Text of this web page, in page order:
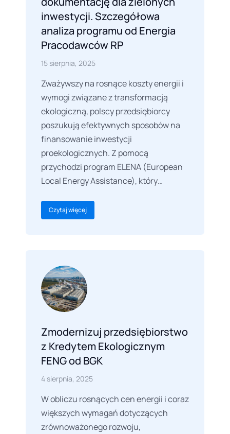
inwestycji. Szczegółowa
analiza programu od Energia
Pracodawców RP
15 sierpnia, 2025
Zważywszy na rosnące koszty energii i
wymogi związane z transformacją
ekologiczną, polscy przedsiębiorcy
poszukują efektywnych sposobów na
finansowanie inwestycji
proekologicznych. Z pomocą
przychodzi program ELENA (European
Local Energy Assistance), który…
Czytaj więcej
Zmodernizuj przedsiębiorstwo
z Kredytem Ekologicznym
FENG od BGK
4 sierpnia, 2025
W obliczu rosnących cen energii i coraz
większych wymagań dotyczących
zrównoważonego rozwoju,